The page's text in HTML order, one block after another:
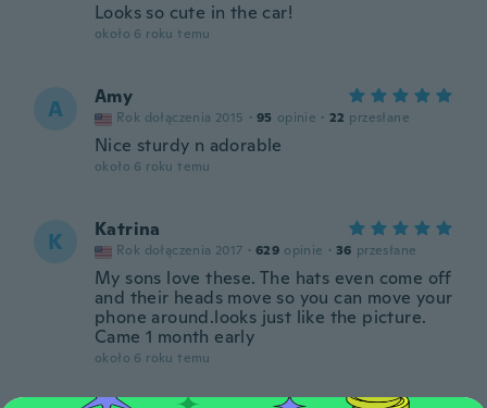
Looks so cute in the car!
około 6 roku temu
A Amy
Rok dołączenia 2015 · 95 opinie · 22 przesłane
Nice sturdy n adorable
około 6 roku temu
K Katrina
Rok dołączenia 2017 · 629 opinie · 36 przesłane
My sons love these. The hats even come off
and their heads move so you can move your
phone around.looks just like the picture.
Came 1 month early
około 6 roku temu